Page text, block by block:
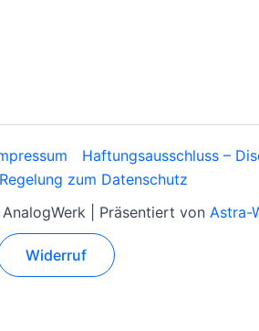
Haftungsausschluss –
zum Datenschutz
| Präsentiert von Astra-
Widerruf